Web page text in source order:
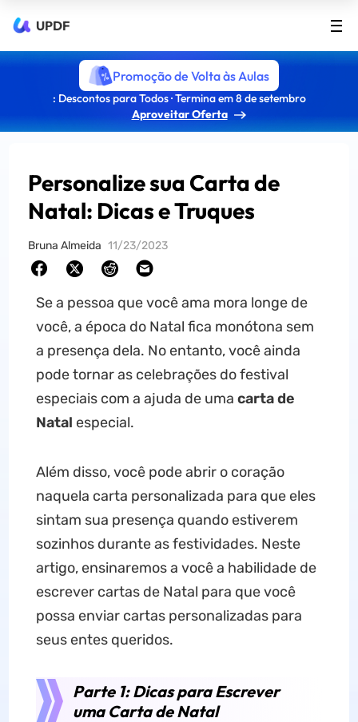
UPDF
Promoção de Volta às Aulas
: Descontos para Todos · Termina em 8 de setembro
Aproveitar Oferta
Personalize sua Carta de
Natal: Dicas e Truques
Bruna Almeida 11/23/2023
Se a pessoa que você ama mora longe de
você, a época do Natal fica monótona sem
a presença dela. No entanto, você ainda
pode tornar as celebrações do festival
especiais com a ajuda de uma carta de
Natal especial.
Além disso, você pode abrir o coração
naquela carta personalizada para que eles
sintam sua presença quando estiverem
sozinhos durante as festividades. Neste
artigo, ensinaremos a você a habilidade de
escrever cartas de Natal para que você
possa enviar cartas personalizadas para
seus entes queridos.
Parte 1: Dicas para Escrever
uma Carta de Natal